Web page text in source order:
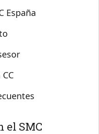
España
el SMC